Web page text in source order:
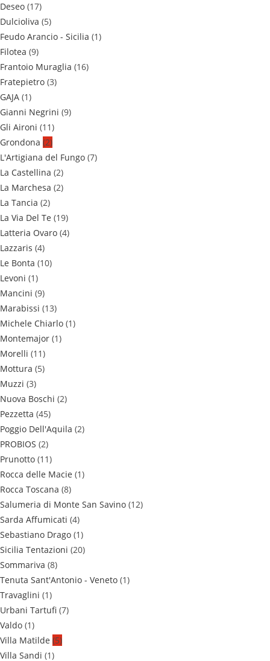
Deseo (17)
Dulcioliva (5)
Feudo Arancio - Sicilia (1)
Filotea (9)
Frantoio Muraglia (16)
Fratepietro (3)
GAJA (1)
Gianni Negrini (9)
Gli Aironi (11)
Grondona (2)
L'Artigiana del Fungo (7)
La Castellina (2)
La Marchesa (2)
La Tancia (2)
La Via Del Te (19)
Latteria Ovaro (4)
Lazzaris (4)
Le Bonta (10)
Levoni (1)
Mancini (9)
Marabissi (13)
Michele Chiarlo (1)
Montemajor (1)
Morelli (11)
Mottura (5)
Muzzi (3)
Nuova Boschi (2)
Pezzetta (45)
Poggio Dell'Aquila (2)
PROBIOS (2)
Prunotto (11)
Rocca delle Macie (1)
Rocca Toscana (8)
Salumeria di Monte San Savino (12)
Sarda Affumicati (4)
Sebastiano Drago (1)
Sicilia Tentazioni (20)
Sommariva (8)
Tenuta Sant'Antonio - Veneto (1)
Travaglini (1)
Urbani Tartufi (7)
Valdo (1)
Villa Matilde (5)
Villa Sandi (1)